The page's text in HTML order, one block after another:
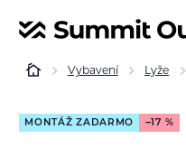
Vybavení Lyže
MONTÁŽ ZADARMO −17 %